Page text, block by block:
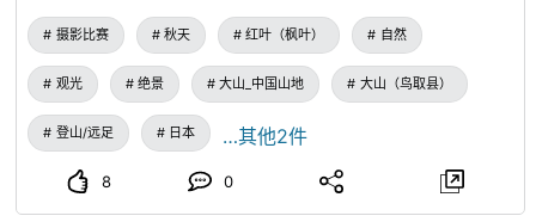
摄影比赛 秋天 红叶（枫叶） 自然
观光 绝景 大山_中国山地 大山（鸟取县）
登山/远足 日本 …其他2件
8 0